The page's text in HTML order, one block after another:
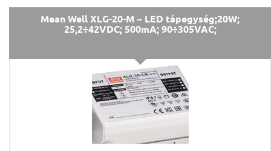
Mean Well XLG-20-M ~ LED tápegység;20W;
25,2÷42VDC; 500mA; 90÷305VAC;